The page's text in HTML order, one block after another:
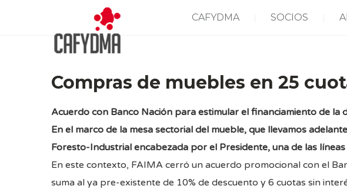
CAFYDMA SOCIOS
Compras de muebles en 25
Acuerdo con Banco Nación para estimular el financiamiento de la
En el marco de la mesa sectorial del mueble, que llevamos
Foresto-Industrial encabezada por el Presidente, una de las
En este contexto, FAIMA cerró un acuerdo promocional con el
suma al ya pre-existente de 10% de descuento y 6 cuotas sin